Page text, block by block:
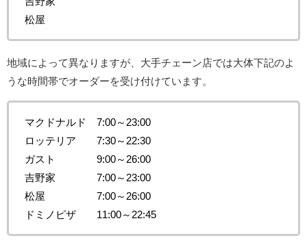
松屋
地域によって異なりますが、大手チェーン店では大体下記のよ
うな時間帯でオーダーを受け付けています。
マクドナルド 7:00～23:00
ロッテリア 7:30～22:30
ガスト 9:00～26:00
吉野家 7:00～23:00
松屋 7:00～26:00
ドミノピザ 11:00～22:45